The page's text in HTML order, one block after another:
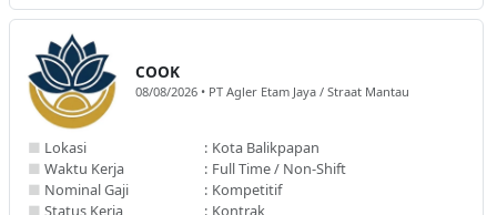
COOK
08/08/2026 • PT Agler Etam Jaya / Straat Mantau
■ Lokasi : Kota Balikpapan
■ Waktu Kerja : Full Time / Non-Shift
■ Nominal Gaji : Kompetitif
■ Status Kerja : Kontrak